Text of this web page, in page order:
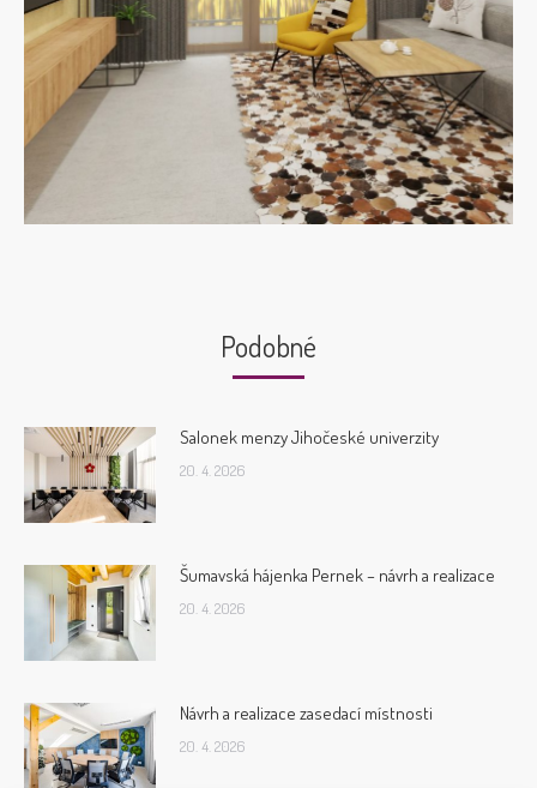
Podobné
Salonek menzy Jihočeské univerzity
20. 4. 2026
Šumavská hájenka Pernek – návrh a realizace
20. 4. 2026
Návrh a realizace zasedací místnosti
20. 4. 2026